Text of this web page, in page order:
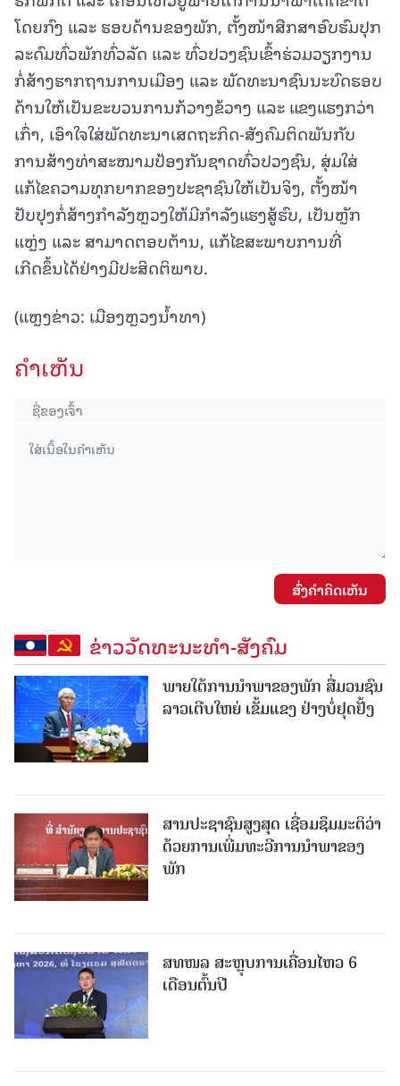
ໂດຍກົງ ແລະ ຮອບດ້ານຂອງພັກ, ຕັ້ງໜ້າສືກສາອົບຮົມປຸກ
ລະດົມທົ່ວພັກທົ່ວລັດ ແລະ ທົ່ວປວງຊົນເຂົ້າຮ່ວມວຽກງານ
ກໍ່ສ້າງຮາກຖານການເມືອງ ແລະ ພັດທະນາຊົນນະບົດຮອບ
ດ້ານໃຫ້ເປັນຂະບວນການກ້ວາງຂ້ວາງ ແລະ ແຂງແຮງກວ່າ
ເກົ່າ, ເອົາໃຈໃສ່ພັດທະນາເສດຖະກິດ-ສັງຄົມຕິດພັນກັບ
ການສ້າງທ່າສະໜາມປ້ອງກັນຊາດທົ່ວປວງຊົນ, ສຸ່ມໃສ່
ແກ້ໄຂຄວາມທຸກຍາກຂອງປະຊາຊົນໃຫ້ເປັນຈິງ, ຕັ້ງໜ້າ
ປັບປຸງກໍ່ສ້າງກຳລັງຫຼວງໃຫ້ມີກຳລັງແຮງສູ້ຮົບ, ເປັນຫຼັກ
ແຫຼ່ງ ແລະ ສາມາດຕອບຕ້ານ, ແກ້ໄຂສະພາບການທີ່
ເກີດຂຶ້ນໄດ້ຢ່າງມີປະສິດຕິພາບ.
(ແຫຼງຂ່າວ: ເມືອງຫຼວງນໍ້າທາ)
ຄໍາເຫັນ
ສົ່ງຄໍາຄິດເຫັນ
ຂ່າວວັດທະນະທຳ-ສັງຄົມ
ພາຍໃຕ້ການນໍາພາຂອງພັກ ສື່ມວນຊົນ
ລາວເຕີບໃຫຍ່ ເຂັ້ມແຂງ ຢ່າງບໍ່ຢຸດຢັ້ງ
ສານປະຊາຊົນສູງສຸດ ເຊື່ອມຊຶມມະຕິວ່າ
ດ້ວຍການເພີ່ມທະວີການນຳພາຂອງ
ພັກ
ສທໜລ ສະຫຼຸບການເຄື່ອນໄຫວ 6
ເດືອນຕົ້ນປີ